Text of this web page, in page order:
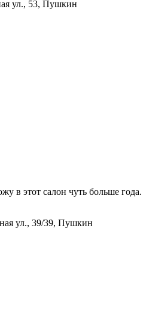
ул., 53, Пушкин
в этот салон чуть больше
ул., 39/39, Пушкин